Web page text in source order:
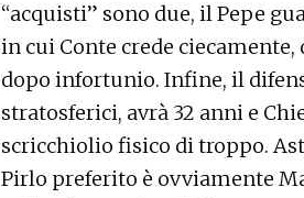
“acquisti” sono due, il Pepe
in cui Conte crede ciecamente,
dopo infortunio. Infine, il
stratosferici, avrà 32 anni e
scricchiolio fisico di troppo.
Pirlo preferito è ovviamente